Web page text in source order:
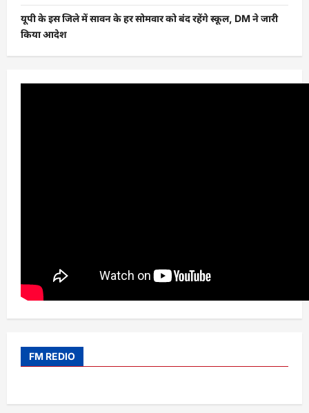
यूपी के इस जिले में सावन के हर सोमवार को बंद रहेंगे स्कूल, DM ने जारी
किया आदेश
FM REDIO